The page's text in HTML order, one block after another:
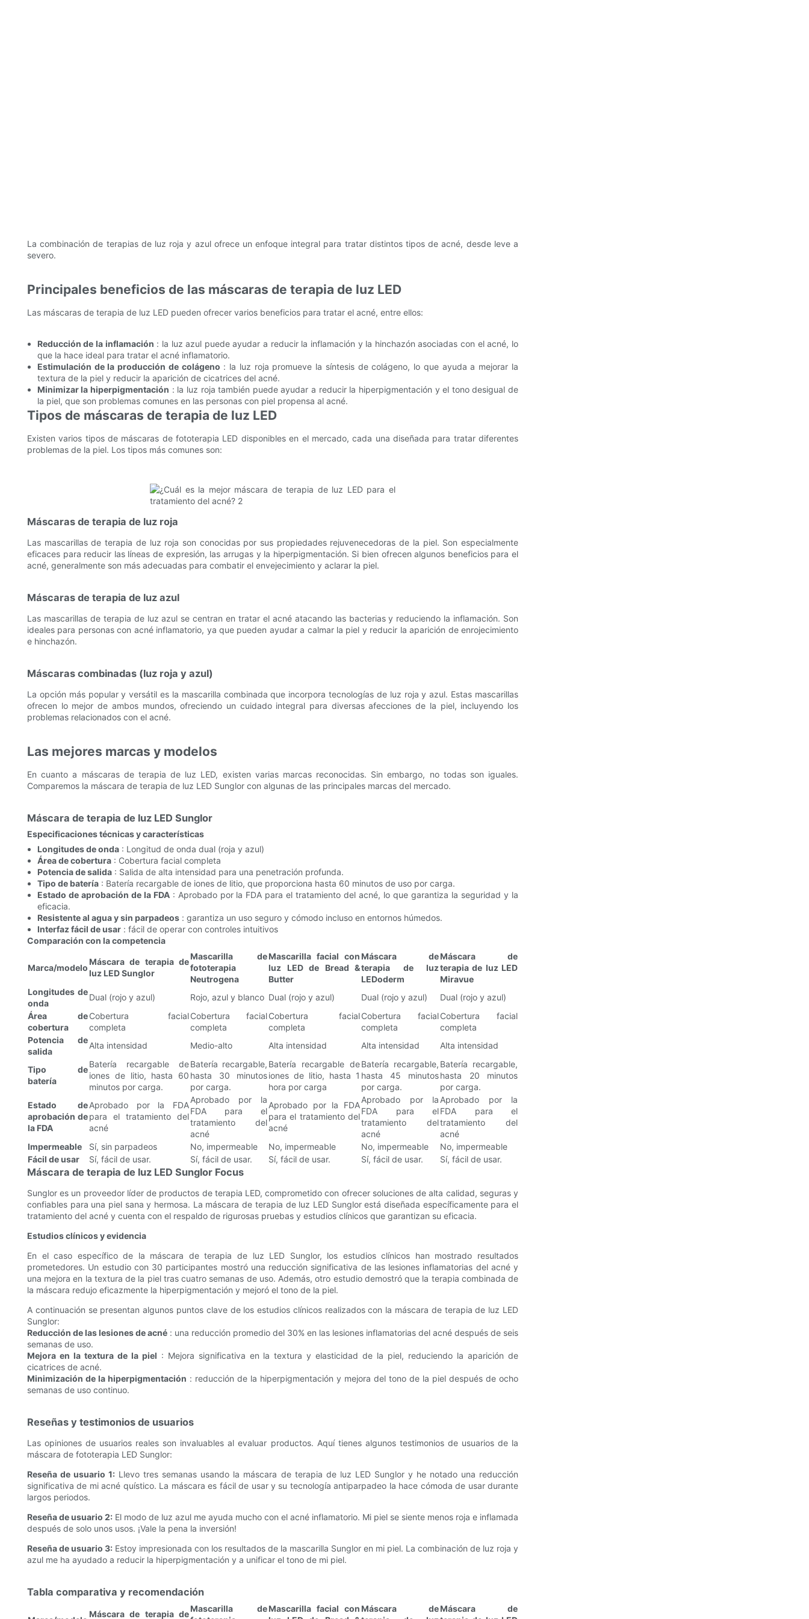
La combinación de terapias de luz roja y azul ofrece un enfoque integral para tratar distintos tipos de acné, desde leve a
severo.
Principales beneficios de las máscaras de terapia de luz LED
Las máscaras de terapia de luz LED pueden ofrecer varios beneficios para tratar el acné, entre ellos:
Reducción de la inflamación : la luz azul puede ayudar a reducir la inflamación y la hinchazón asociadas con el acné, lo
que la hace ideal para tratar el acné inflamatorio.
Estimulación de la producción de colágeno : la luz roja promueve la síntesis de colágeno, lo que ayuda a mejorar la
textura de la piel y reducir la aparición de cicatrices del acné.
Minimizar la hiperpigmentación : la luz roja también puede ayudar a reducir la hiperpigmentación y el tono desigual de
la piel, que son problemas comunes en las personas con piel propensa al acné.
Tipos de máscaras de terapia de luz LED
Existen varios tipos de máscaras de fototerapia LED disponibles en el mercado, cada una diseñada para tratar diferentes
problemas de la piel. Los tipos más comunes son:
Máscaras de terapia de luz roja
Las mascarillas de terapia de luz roja son conocidas por sus propiedades rejuvenecedoras de la piel. Son especialmente
eficaces para reducir las líneas de expresión, las arrugas y la hiperpigmentación. Si bien ofrecen algunos beneficios para el
acné, generalmente son más adecuadas para combatir el envejecimiento y aclarar la piel.
Máscaras de terapia de luz azul
Las mascarillas de terapia de luz azul se centran en tratar el acné atacando las bacterias y reduciendo la inflamación. Son
ideales para personas con acné inflamatorio, ya que pueden ayudar a calmar la piel y reducir la aparición de enrojecimiento
e hinchazón.
Máscaras combinadas (luz roja y azul)
La opción más popular y versátil es la mascarilla combinada que incorpora tecnologías de luz roja y azul. Estas mascarillas
ofrecen lo mejor de ambos mundos, ofreciendo un cuidado integral para diversas afecciones de la piel, incluyendo los
problemas relacionados con el acné.
Las mejores marcas y modelos
En cuanto a máscaras de terapia de luz LED, existen varias marcas reconocidas. Sin embargo, no todas son iguales.
Comparemos la máscara de terapia de luz LED Sunglor con algunas de las principales marcas del mercado.
Máscara de terapia de luz LED Sunglor
Especificaciones técnicas y características
Longitudes de onda: Longitud de onda dual (roja y azul)
Área de cobertura: Cobertura facial completa
Potencia de salida: Salida de alta intensidad para una penetración profunda.
Tipo de batería: Batería recargable de iones de litio, que proporciona hasta 60 minutos de uso por carga.
Estado de aprobación de la FDA: Aprobado por la FDA para el tratamiento del acné, lo que garantiza la seguridad y la
eficacia.
Resistente al agua y sin parpadeos: garantiza un uso seguro y cómodo incluso en entornos húmedos.
Interfaz fácil de usar: fácil de operar con controles intuitivos
Comparación con la competencia
Marca/modelo
Máscara de terapia de
luz LED Sunglor
Mascarilla de
fototerapia
Neutrogena
Mascarilla facial con
luz LED de Bread &
Butter
Máscara de
terapia de luz
LEDoderm
Máscara de
terapia de luz LED
Miravue
Longitudes de
onda
Dual (rojo y azul) Rojo, azul y blanco Dual (rojo y azul) Dual (rojo y azul)
Dual (rojo y azul)
Área de
cobertura
Cobertura facial
completa
Cobertura facial
completa
Cobertura facial
completa
Cobertura facial
completa
Cobertura facial
completa
Potencia de
salida
Alta intensidad Medio-alto Alta intensidad Alta intensidad Alta intensidad
Tipo de
batería
Batería recargable de
iones de litio, hasta 60
minutos por carga.
Batería recargable,
hasta 30 minutos
por carga.
Batería recargable de
iones de litio, hasta 1
hora por carga
Batería recargable,
hasta 45 minutos
por carga.
Batería recargable,
hasta 20 minutos
por carga.
Estado de
aprobación de
la FDA
Aprobado por la FDA
para el tratamiento del
acné
Aprobado por la
FDA para el
tratamiento del
acné
Aprobado por la FDA
para el tratamiento del
acné
Aprobado por la
FDA para el
tratamiento del
acné
Aprobado por la
FDA para el
tratamiento del
acné
Impermeable
Sí, sin parpadeos No, impermeable No, impermeable No, impermeable
No, impermeable
Fácil de usar
Sí, fácil de usar. Sí, fácil de usar. Sí, fácil de usar. Sí, fácil de usar. Sí, fácil de usar.
Máscara de terapia de luz LED Sunglor Focus
Sunglor es un proveedor líder de productos de terapia LED, comprometido con ofrecer soluciones de alta calidad, seguras y
confiables para una piel sana y hermosa. La máscara de terapia de luz LED Sunglor está diseñada específicamente para el
tratamiento del acné y cuenta con el respaldo de rigurosas pruebas y estudios clínicos que garantizan su eficacia.
Estudios clínicos y evidencia
En el caso específico de la máscara de terapia de luz LED Sunglor, los estudios clínicos han mostrado resultados
prometedores. Un estudio con 30 participantes mostró una reducción significativa de las lesiones inflamatorias del acné y
una mejora en la textura de la piel tras cuatro semanas de uso. Además, otro estudio demostró que la terapia combinada de
la máscara redujo eficazmente la hiperpigmentación y mejoró el tono de la piel.
A continuación se presentan algunos puntos clave de los estudios clínicos realizados con la máscara de terapia de luz LED
Sunglor:
Reducción de las lesiones de acné : una reducción promedio del 30% en las lesiones inflamatorias del acné después de seis
semanas de uso.
Mejora en la textura de la piel : Mejora significativa en la textura y elasticidad de la piel, reduciendo la aparición de
cicatrices de acné.
Minimización de la hiperpigmentación : reducción de la hiperpigmentación y mejora del tono de la piel después de ocho
semanas de uso continuo.
Reseñas y testimonios de usuarios
Las opiniones de usuarios reales son invaluables al evaluar productos. Aquí tienes algunos testimonios de usuarios de la
máscara de fototerapia LED Sunglor:
Reseña de usuario 1: Llevo tres semanas usando la máscara de terapia de luz LED Sunglor y he notado una reducción
significativa de mi acné quístico. La máscara es fácil de usar y su tecnología antiparpadeo la hace cómoda de usar durante
largos periodos.
Reseña de usuario 2: El modo de luz azul me ayuda mucho con el acné inflamatorio. Mi piel se siente menos roja e inflamada
después de solo unos usos. ¡Vale la pena la inversión!
Reseña de usuario 3: Estoy impresionada con los resultados de la mascarilla Sunglor en mi piel. La combinación de luz roja y
azul me ha ayudado a reducir la hiperpigmentación y a unificar el tono de mi piel.
Tabla comparativa y recomendación
Máscara de terapia de
Mascarilla deMascarilla facial con Máscara deMáscara de